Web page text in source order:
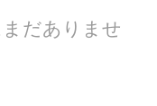
だありませ